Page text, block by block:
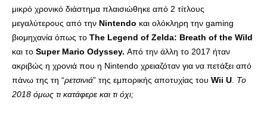
μικρό χρονικό διάστημα πλαισιώθηκε από 2 τίτλους
μεγαλύτερους από την Nintendo και ολόκληρη την gaming
βιομηχανία όπως το The Legend of Zelda: Breath of the Wild
και το Super Mario Odyssey. Από την άλλη το 2017 ήταν
ακριβώς η χρονιά που η Nintendo χρειαζόταν για να πετάξει από
πάνω της τη “ρετσινιά” της εμπορικής αποτυχίας του Wii U Το
2018 όμως τι κατάφερε και τι όχι;